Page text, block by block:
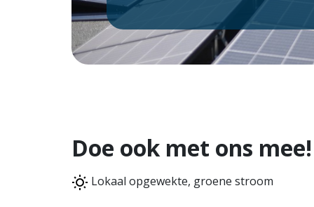
Doe ook met ons mee!
Lokaal opgewekte, groene stroom